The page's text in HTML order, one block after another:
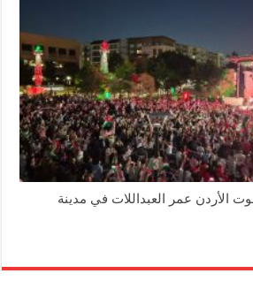
الأردن عمر العبداللات في مدينة